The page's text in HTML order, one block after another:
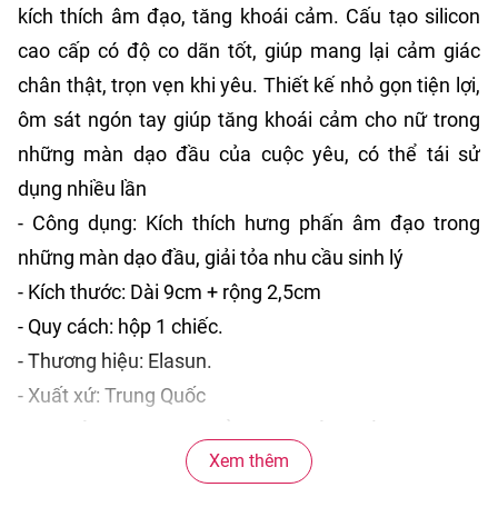
kích thích âm đạo, tăng khoái cảm. Cấu tạo silicon
cao cấp có độ co dãn tốt, giúp mang lại cảm giác
chân thật, trọn vẹn khi yêu. Thiết kế nhỏ gọn tiện lợi,
ôm sát ngón tay giúp tăng khoái cảm cho nữ trong
những màn dạo đầu của cuộc yêu, có thể tái sử
dụng nhiều lần
- Công dụng: Kích thích hưng phấn âm đạo trong
những màn dạo đầu, giải tỏa nhu cầu sinh lý
- Kích thước: Dài 9cm + rộng 2,5cm
- Quy cách: hộp 1 chiếc.
- Thương hiệu: Elasun.
- Xuất xứ: Trung Quốc
HƯỚNG DẪN SỬ DỤNG BAO CAO SU ĐÔN DÊN
Xem thêm